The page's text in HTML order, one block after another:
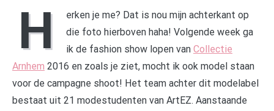
H
erken je me? Dat is nou mijn achterkant op
die foto hierboven haha! Volgende week ga
ik de fashion show lopen van Collectie
Arnhem 2016 en zoals je ziet, mocht ik ook model staan
voor de campagne shoot! Het team achter dit modelabel
bestaat uit 21 modestudenten van ArtEZ. Aanstaande